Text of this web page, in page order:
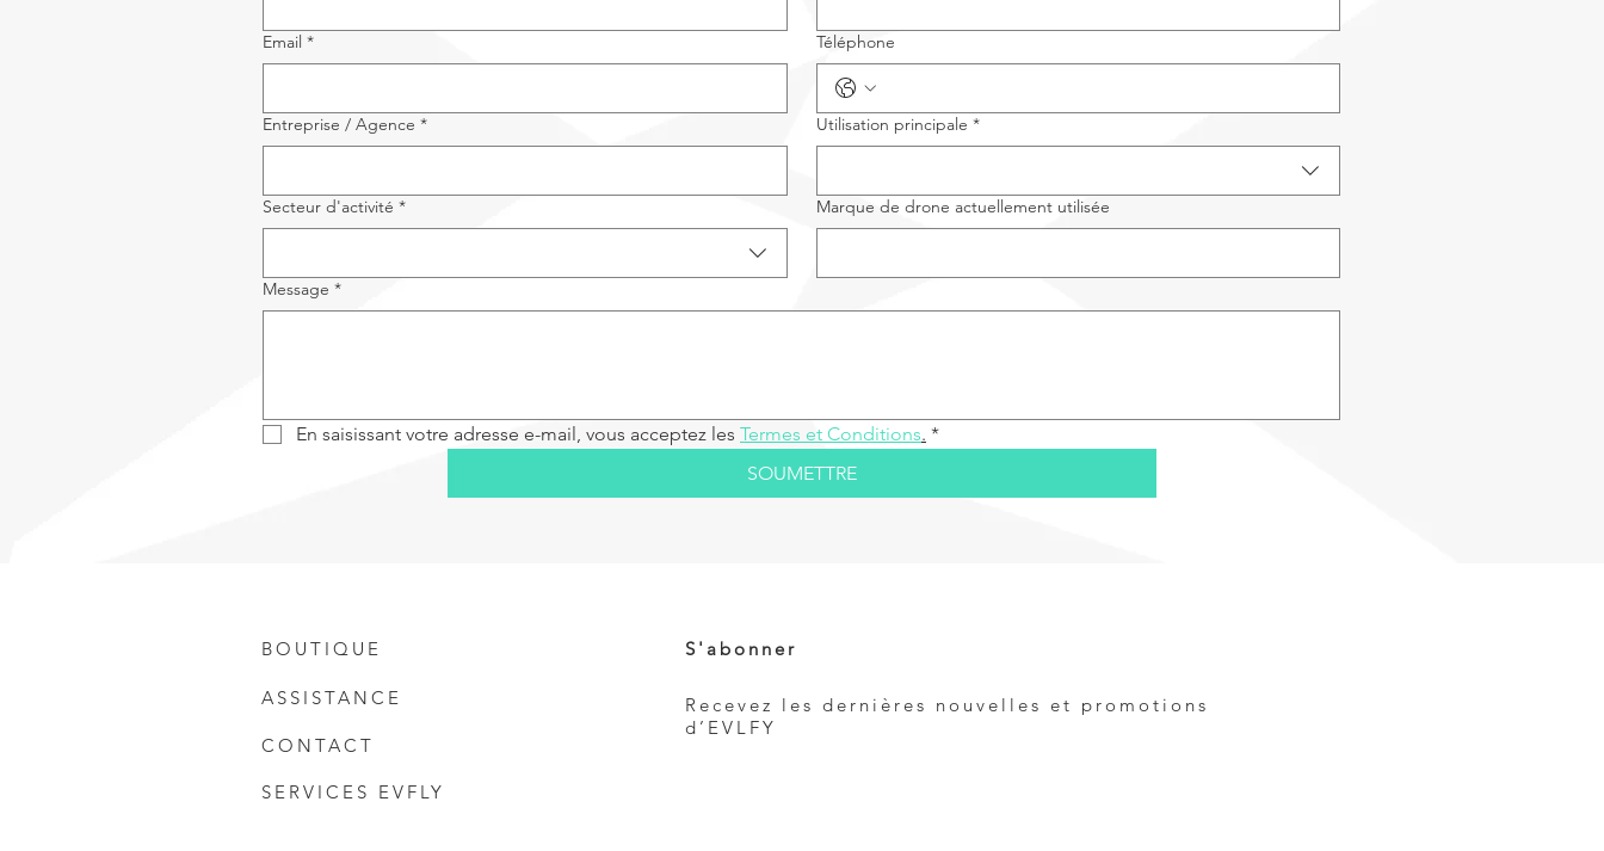
Email * Téléphone
Entreprise / Agence * Utilisation principale *
Secteur d'activité * Marque de drone actuellement utilisée
Message *
En saisissant votre adresse e-mail, vous acceptez les Termes et Conditions. *
SOUMETTRE
BOUTIQUE
ASSISTANCE
CONTACT
SERVICES EVFLY
S'abonner
Recevez les dernières nouvelles et promotions
d’EVLFY